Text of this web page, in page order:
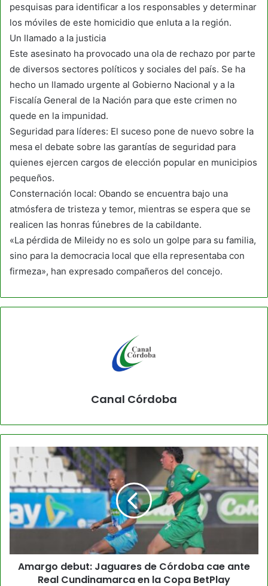
pesquisas para identificar a los responsables y determinar
los móviles de este homicidio que enluta a la región.
Un llamado a la justicia
Este asesinato ha provocado una ola de rechazo por parte
de diversos sectores políticos y sociales del país. Se ha
hecho un llamado urgente al Gobierno Nacional y a la
Fiscalía General de la Nación para que este crimen no
quede en la impunidad.
Seguridad para líderes: El suceso pone de nuevo sobre la
mesa el debate sobre las garantías de seguridad para
quienes ejercen cargos de elección popular en municipios
pequeños.
Consternación local: Obando se encuentra bajo una
atmósfera de tristeza y temor, mientras se espera que se
realicen las honras fúnebres de la cabildante.
«La pérdida de Mileidy no es solo un golpe para su familia,
sino para la democracia local que ella representaba con
firmeza», han expresado compañeros del concejo.
Canal Córdoba
Amargo debut: Jaguares de Córdoba cae ante
Real Cundinamarca en la Copa BetPlay